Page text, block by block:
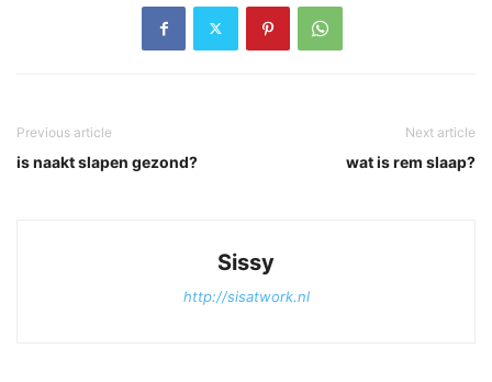
Previous article
is naakt slapen gezond?
Next article
wat is rem slaap?
Sissy
http://sisatwork.nl